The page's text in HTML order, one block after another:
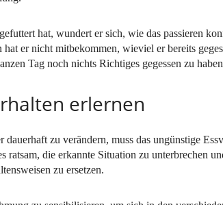
hat, wundert er sich, wie das passieren
hat er nicht mitbekommen, wieviel er bereits
Tag noch nichts Richtiges gegessen zu
erlernen
dauerhaft zu verändern, muss das ungünstige
ratsam, die erkannte Situation zu unterbrechen
zu ersetzen.